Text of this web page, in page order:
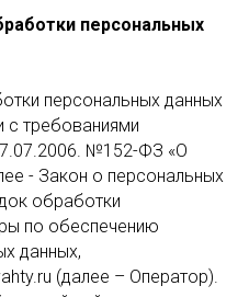
персональных
персональных данных
с требованиями
№152-ФЗ «О
- Закон о персональных
обработки
по обеспечению
данных,
(далее – Оператор).